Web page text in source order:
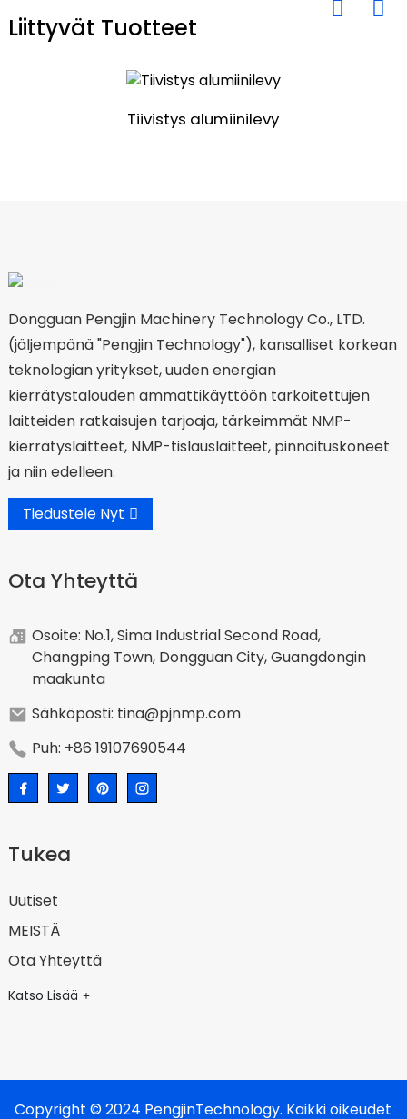
Liittyvät Tuotteet
Tiivistys alumiinilevy
Dongguan Pengjin Machinery Technology Co., LTD.
(jäljempänä "Pengjin Technology"), kansalliset korkean
teknologian yritykset, uuden energian
kierrätystalouden ammattikäyttöön tarkoitettujen
laitteiden ratkaisujen tarjoaja, tärkeimmät NMP-
kierrätyslaitteet, NMP-tislauslaitteet, pinnoituskoneet
ja niin edelleen.
Tiedustele Nyt
Ota Yhteyttä
Osoite: No.1, Sima Industrial Second Road,
Changping Town, Dongguan City, Guangdongin
maakunta
Sähköposti: tina@pjnmp.com
Puh: +86 19107690544
Tukea
Uutiset
MEISTÄ
Ota Yhteyttä
Katso Lisää
Copyright © 2024 PengjinTechnology. Kaikki oikeudet